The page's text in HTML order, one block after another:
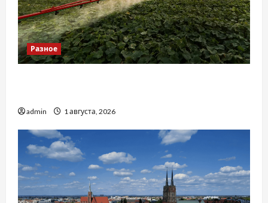
Разное
admin 1 августа, 2026